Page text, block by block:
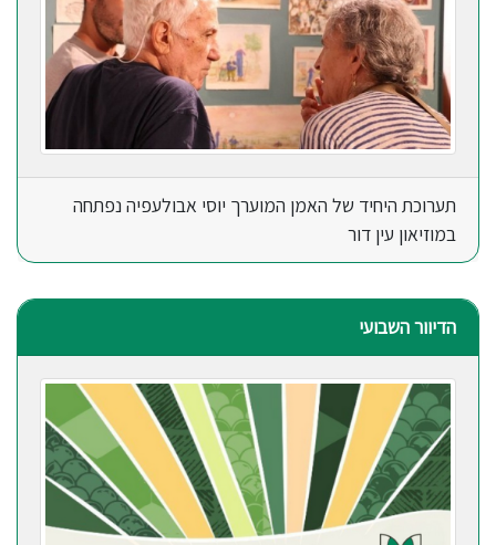
תערוכת היחיד של האמן המוערך יוסי אבולעפיה נפתחה
במוזיאון עין דור
הדיוור השבועי